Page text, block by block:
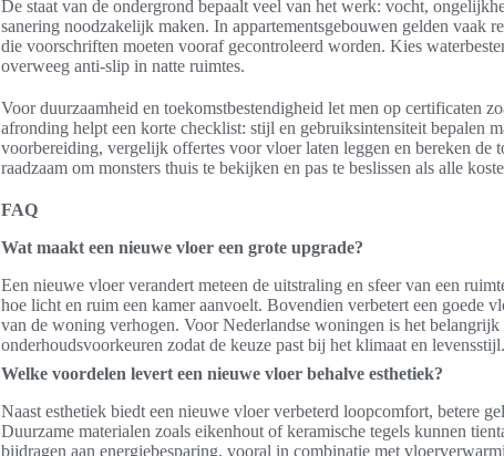
De staat van de ondergrond bepaalt veel van het werk: vocht,
sanering noodzakelijk maken. In appartementsgebouwen gelden vaak
die voorschriften moeten vooraf gecontroleerd worden. Kies
overweeg anti-slip in natte ruimtes.
Voor duurzaamheid en toekomstbestendigheid let men op certificaten
afronding helpt een korte checklist: stijl en gebruiksintensiteit bepalen
voorbereiding, vergelijk offertes voor vloer laten leggen en bereken de
raadzaam om monsters thuis te bekijken en pas te beslissen als alle
FAQ
Wat maakt een nieuwe vloer een grote upgrade?
Een nieuwe vloer verandert meteen de uitstraling en sfeer van een
hoe licht en ruim een kamer aanvoelt. Bovendien verbetert een goede
van de woning verhogen. Voor Nederlandse woningen is het
onderhoudsvoorkeuren zodat de keuze past bij het klimaat en levensstijl.
Welke voordelen levert een nieuwe vloer behalve esthetiek?
Naast esthetiek biedt een nieuwe vloer verbeterd loopcomfort, betere
Duurzame materialen zoals eikenhout of keramische tegels kunnen
bijdragen aan energiebesparing, vooral in combinatie met